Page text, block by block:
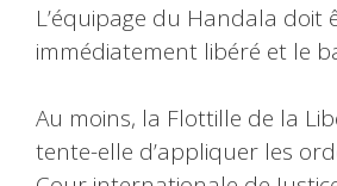
L’équipage du Handala doit
immédiatement libéré et le
Au moins, la Flottille de la
tente-elle d’appliquer les